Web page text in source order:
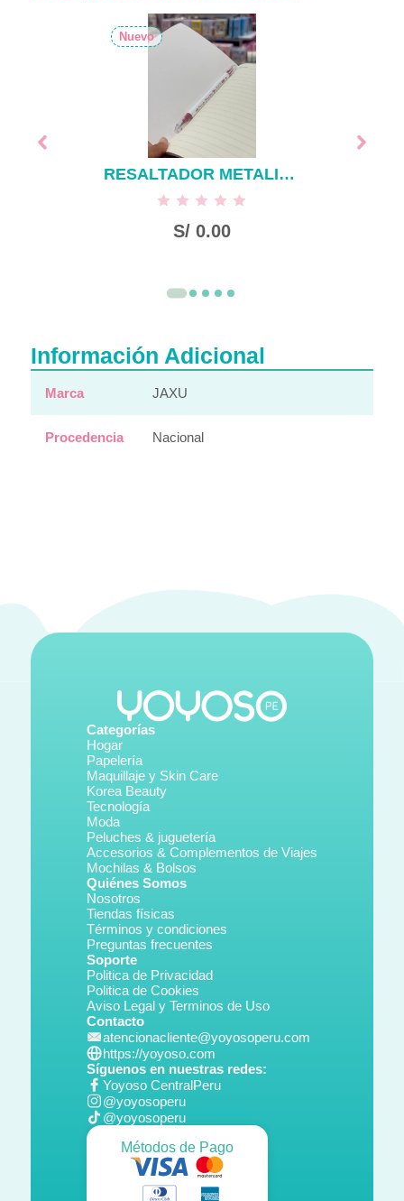
Nuevo
RESALTADOR METALICO
S/0.00
Información Adicional
Marca JAXU
Procedencia Nacional
Categorías
Hogar
Papelería
Maquillaje y Skin Care
Korea Beauty
Tecnología
Moda
Peluches & juguetería
Accesorios & Complementos de Viajes
Mochilas & Bolsos
Quiénes Somos
Nosotros
Tiendas físicas
Términos y condiciones
Preguntas frecuentes
Soporte
Politica de Privacidad
Politica de Cookies
Aviso Legal y Terminos de Uso
Contacto
atencionacliente@yoyosoperu.com
https://yoyoso.com
Síguenos en nuestras redes:
Yoyoso CentralPeru
@yoyosoperu
@yoyosoperu
Métodos de Pago